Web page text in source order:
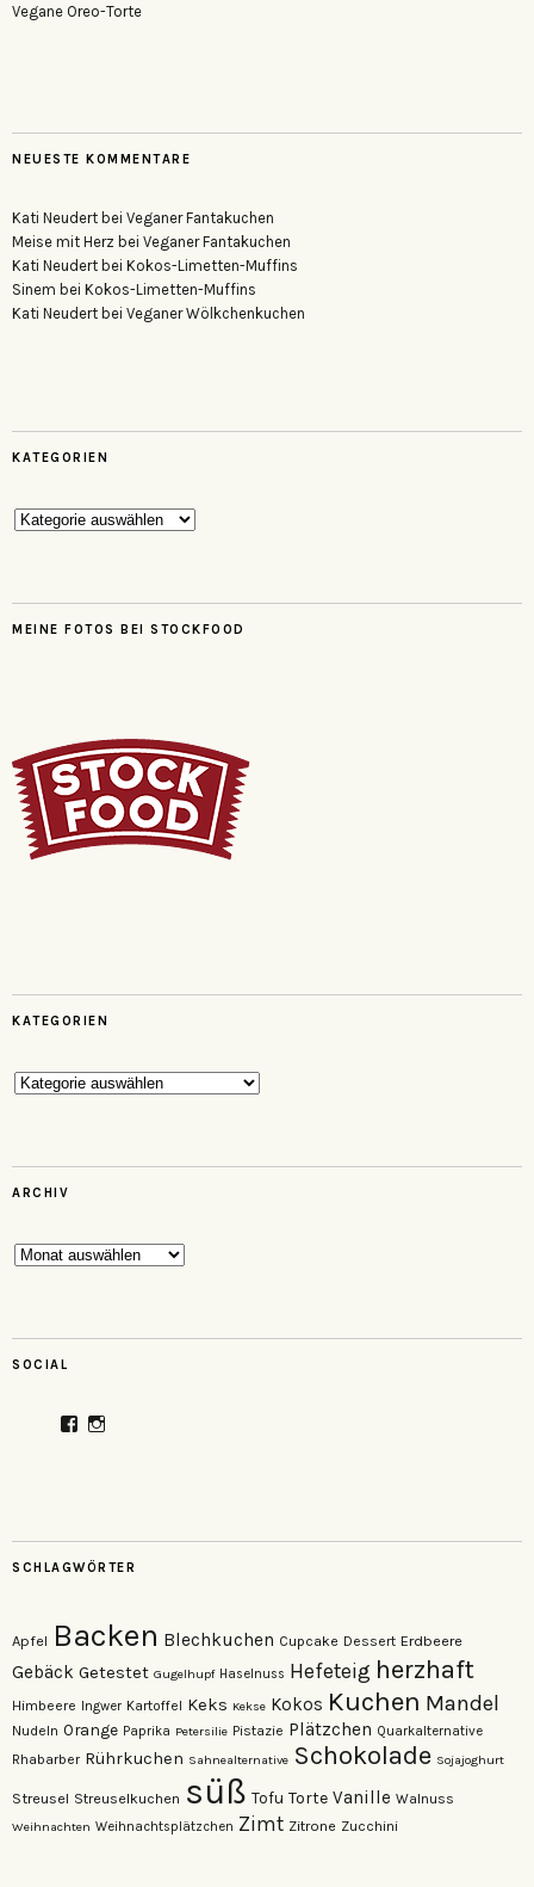
Vegane Oreo-Torte
NEUESTE KOMMENTARE
Kati Neudert bei Veganer Fantakuchen
Meise mit Herz bei Veganer Fantakuchen
Kati Neudert bei Kokos-Limetten-Muffins
Sinem bei Kokos-Limetten-Muffins
Kati Neudert bei Veganer Wölkchenkuchen
KATEGORIEN
Kategorien
MEINE FOTOS BEI STOCKFOOD
KATEGORIEN
Kategorien
ARCHIV
Archiv
SOCIAL
ProfilProfil
SCHLAGWÖRTER
Apfel Backen Blechkuchen Cupcake Dessert Erdbeere
Gebäck Getestet Gugelhupf Haselnuss Hefeteig herzhaft
Himbeere Ingwer Kartoffel Keks Kekse Kokos Kuchen Mandel
Nudeln Orange Paprika Petersilie Pistazie Plätzchen Quarkalternative
Rhabarber Rührkuchen Sahnealternative Schokolade Sojajoghurt
Streusel Streuselkuchen süß Tofu Torte Vanille Walnuss
Weihnachten Weihnachtsplätzchen Zimt Zitrone Zucchini